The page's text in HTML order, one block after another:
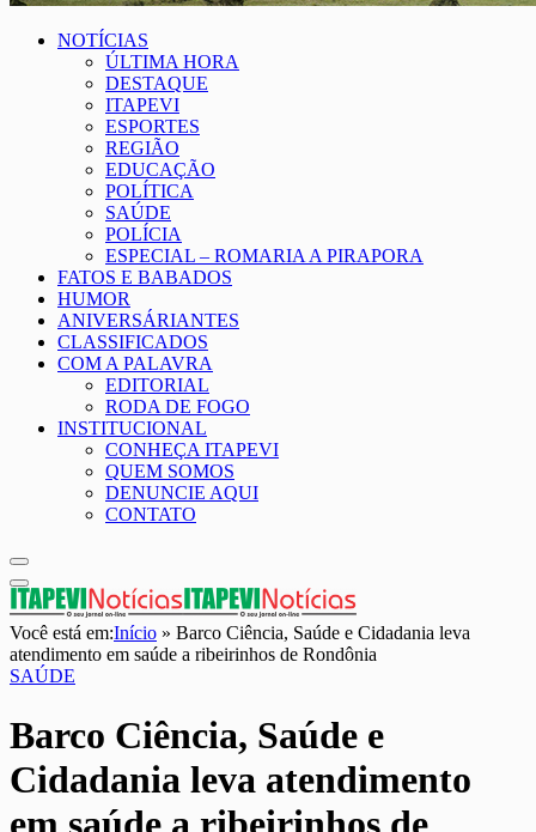
NOTÍCIAS
ÚLTIMA HORA
DESTAQUE
ITAPEVI
ESPORTES
REGIÃO
EDUCAÇÃO
POLÍTICA
SAÚDE
POLÍCIA
ESPECIAL – ROMARIA A PIRAPORA
FATOS E BABADOS
HUMOR
ANIVERSÁRIANTES
CLASSIFICADOS
COM A PALAVRA
EDITORIAL
RODA DE FOGO
INSTITUCIONAL
CONHEÇA ITAPEVI
QUEM SOMOS
DENUNCIE AQUI
CONTATO
Você está em:Início » Barco Ciência, Saúde e Cidadania leva
atendimento em saúde a ribeirinhos de Rondônia
SAÚDE
Barco Ciência, Saúde e
Cidadania leva atendimento
em saúde a ribeirinhos de